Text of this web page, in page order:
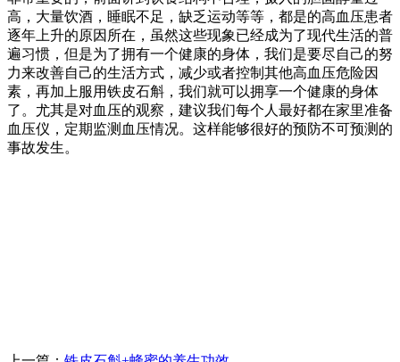
高，大量饮酒，睡眠不足，缺乏运动等等，都是的高血压患者
逐年上升的原因所在，虽然这些现象已经成为了现代生活的普
遍习惯，但是为了拥有一个健康的身体，我们是要尽自己的努
力来改善自己的生活方式，减少或者控制其他高血压危险因
素，再加上服用铁皮石斛，我们就可以拥享一个健康的身体
了。尤其是对血压的观察，建议我们每个人最好都在家里准备
血压仪，定期监测血压情况。这样能够很好的预防不可预测的
事故发生。